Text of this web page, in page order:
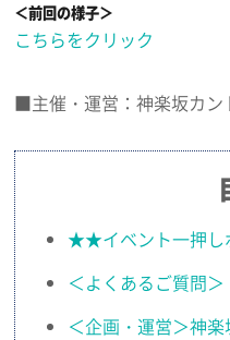
＜前回の様子＞
こちらをクリック
■主催・運営：神楽坂カン
★★イベント一押
＜よくあるご質問＞
＜企画・運営＞神